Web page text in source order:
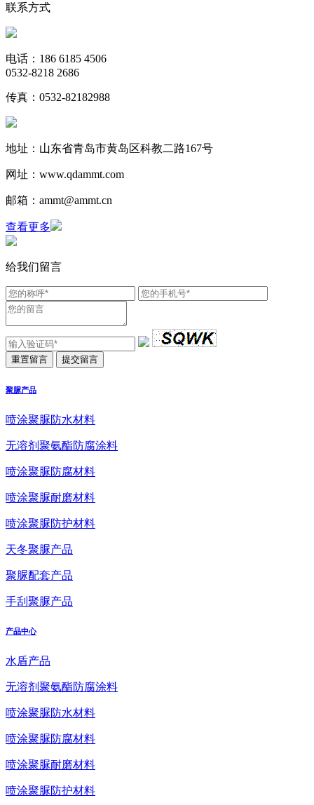
联系方式
电话：186 6185 4506
0532-8218 2686
传真：0532-82182988
地址：山东省青岛市黄岛区科教二路167号
网址：www.qdammt.com
邮箱：ammt@ammt.cn
查看更多
给我们留言
聚脲产品
喷涂聚脲防水材料
无溶剂聚氨酯防腐涂料
喷涂聚脲防腐材料
喷涂聚脲耐磨材料
喷涂聚脲防护材料
天冬聚脲产品
聚脲配套产品
手刮聚脲产品
产品中心
水盾产品
无溶剂聚氨酯防腐涂料
喷涂聚脲防水材料
喷涂聚脲防腐材料
喷涂聚脲耐磨材料
喷涂聚脲防护材料